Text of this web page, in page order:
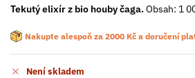
Tekutý elixír z bio houby čaga.Obsah: 1
Nakupte alespoň za 2000 Kč a doručení
Není skladem